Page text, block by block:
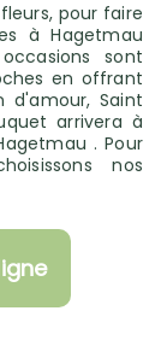
pour faire
à Hagetmau
sont
en offrant
d'amour, Saint
arrivera à
. Pour
nos